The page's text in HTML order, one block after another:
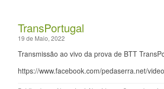
TransPortugal
19 de Maio, 2022
Transmissão ao vivo da prova de BTT
https://www.facebook.com/pedaserra.net/